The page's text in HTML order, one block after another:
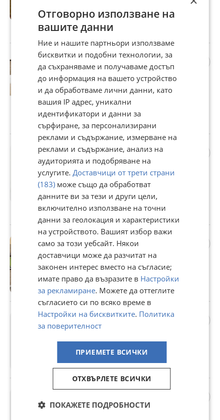
556 лв
гр. Пловдив, Тракия, 25 юли
Легло Лео 8 с матрак
120/190 см, ракла,
повдигащ механизъм, дъб
сонома
299 €
584,79 лв
Спалня с надстройка Лора
160/200 см, Повдигащ
механизъм, Плавно
затваряне, Дъб вотан/
Антрацит,
429 €
839,05 лв
гр. Пловдив, Тракия, 25 юли
Кухня Алис 3
533 €
1 042,46 лв
гр. Пловдив, Тракия, 25 юли
Стол Аполон -бук
55,73 €
109 лв
гр. Пловдив, Тракия, 25 юли
Помощна масичка с място
за вестници и списания
Отговорно използване на
вашите данни
Ние и нашите партньори използваме
бисквитки и подобни технологии, за
да съхраняваме и получаваме достъп
до информация на вашето устройство
и да обработваме лични данни, като
вашия IP адрес, уникални
идентификатори и данни за
сърфиране, за персонализирани
реклами и съдържание, измерване на
реклами и съдържание, анализ на
аудиторията и подобряване на
услугите.Доставчици от трети страни
(183) може също да обработват
данните ви за тези и други цели,
включително използване на точни
данни за геолокация и характеристики
на устройството. Вашият избор важи
само за този уебсайт. Някои
доставчици може да разчитат на
законен интерес вместо на съгласие;
имате право да възразите в Настройки
за рекламиране. Можете да оттеглите
съгласието си по всяко време в
Настройки на бисквитките. Политика
за поверителност
ПРИЕМЕТЕ ВСИЧКИ
ОТХВЪРЛЕТЕ ВСИЧКИ
ПОКАЖЕТЕ ПОДРОБНОСТИ